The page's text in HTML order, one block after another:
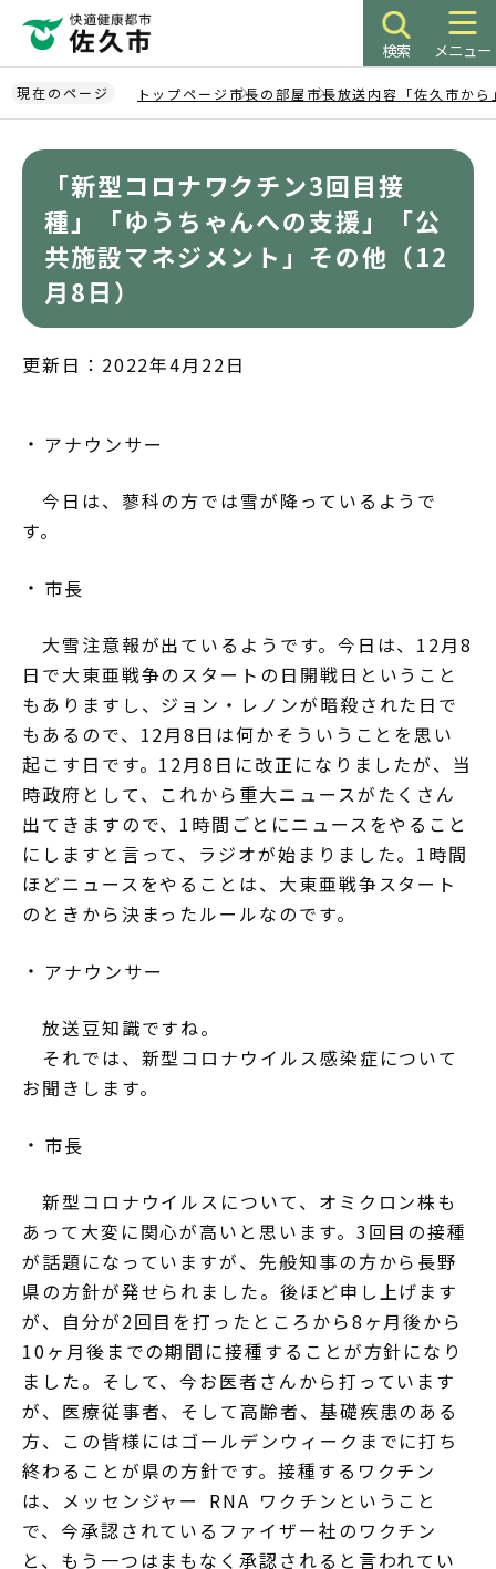
ペ
ー
ジ
検索 メニュー
現在のページ トップページ 市長の部屋 市長放送内容「佐久市から
「新型コロナワクチン3回目接
種」「ゆうちゃんへの支援」「公
共施設マネジメント」その他（12
月8日）
更新日：2022年4月22日
アナウンサー
今日は、蓼科の方では雪が降っているようで
す。
市長
大雪注意報が出ているようです。今日は、12月8
日で大東亜戦争のスタートの日開戦日ということ
もありますし、ジョン・レノンが暗殺された日で
もあるので、12月8日は何かそういうことを思い
起こす日です。12月8日に改正になりましたが、当
時政府として、これから重大ニュースがたくさん
出てきますので、1時間ごとにニュースをやること
にしますと言って、ラジオが始まりました。1時間
ほどニュースをやることは、大東亜戦争スタート
のときから決まったルールなのです。
アナウンサー
放送豆知識ですね。
それでは、新型コロナウイルス感染症について
お聞きします。
市長
新型コロナウイルスについて、オミクロン株も
あって大変に関心が高いと思います。3回目の接種
が話題になっていますが、先般知事の方から長野
県の方針が発せられました。後ほど申し上げます
が、自分が2回目を打ったところから8ヶ月後から
10ヶ月後までの期間に接種することが方針になり
ました。そして、今お医者さんから打っています
が、医療従事者、そして高齢者、基礎疾患のある
方、この皆様にはゴールデンウィークまでに打ち
終わることが県の方針です。接種するワクチン
は、メッセンジャー RNA ワクチンということ
で、今承認されているファイザー社のワクチン
と、もう一つはまもなく承認されると言われてい